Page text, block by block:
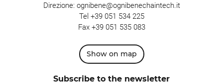
Direzione: ognibene@ognibenechaintech.it
Tel +39 051 534 225
Fax +39 051 535 083
Show on map
Subscribe to the newsletter